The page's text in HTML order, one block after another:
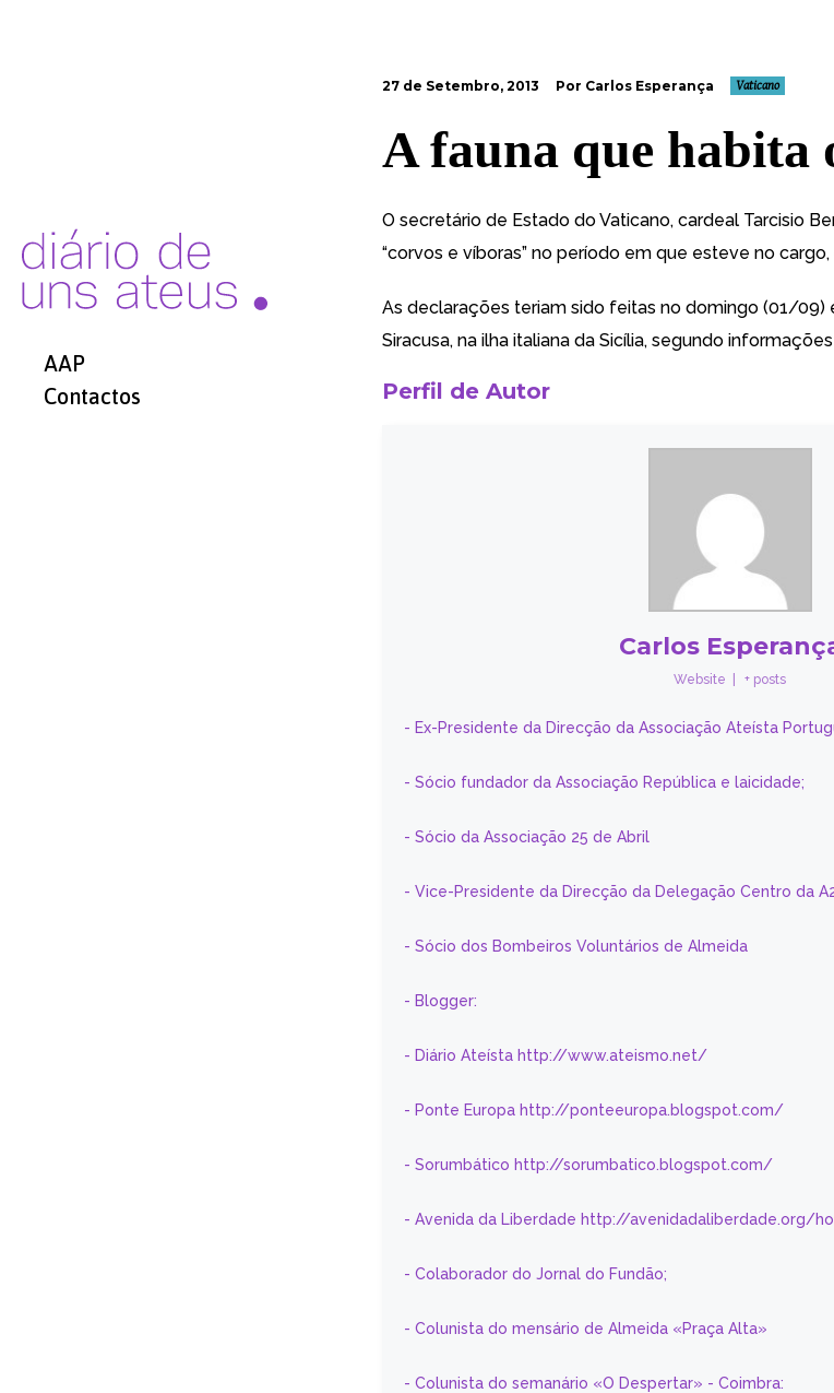
AAP
Contactos
27 de Setembro, 2013 Por Carlos Esperança Vaticano
A fauna que habita
O secretário de Estado do Vaticano, cardeal Tarcisio
“corvos e víboras” no período em que esteve no
As declarações teriam sido feitas no domingo (01/09)
Siracusa, na ilha italiana da Sicília, segundo
Perfil de Autor
Carlos
Website + posts
- Ex-Presidente da Direcção da Associação Ateísta
- Sócio fundador da Associação República e laicidade;
- Sócio da Associação 25 de Abril
- Vice-Presidente da Direcção da Delegação Centro da
- Sócio dos Bombeiros Voluntários de Almeida
- Blogger:
- Diário Ateísta http://www.ateismo.net/
- Ponte Europa http://ponteeuropa.blogspot.com/
- Sorumbático http://sorumbatico.blogspot.com/
- Avenida da Liberdade http://avenidadaliberdade.org/
- Colaborador do Jornal do Fundão;
- Colunista do mensário de Almeida «Praça Alta»
- Colunista do semanário «O Despertar» - Coimbra: